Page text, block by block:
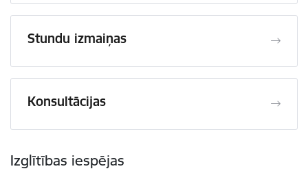
Stundu izmaiņas
Konsultācijas
Izglītības iespējas